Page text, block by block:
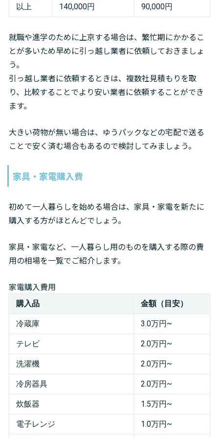
以上
140,000円
90,000円
就職や進学のために上京する場合は、繁忙期にかかるこ
とが多いため早めに引っ越し業者に依頼しておきましょ
う。
引っ越し業者に依頼するときは、複数社見積もりを取
り、比較することでより安い業者に依頼することができ
ます。
大きい荷物が無い場合は、ゆうパックなどの宅配で送る
ことで安く済む場合もあるので検討してみましょう。
家具・家電購入費
初めて一人暮らしを始める場合は、家具・家電を新たに
購入する方がほとんどでしょう。
家具・家電など、一人暮らし用のものを購入する際の費
用の相場を一覧でご紹介します。
家電購入費用
購入品 金額（目安）
冷蔵庫 3.0万円~
テレビ 2.0万円~
洗濯機 2.0万円~
冷房器具 2.0万円~
炊飯器 1.5万円~
電子レンジ 1.0万円~